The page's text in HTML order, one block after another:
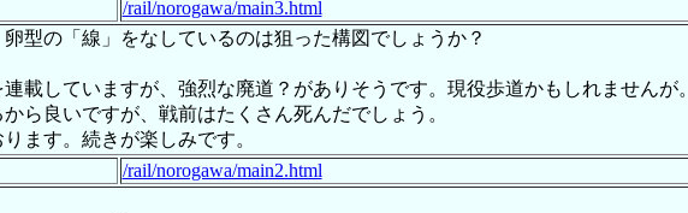
/rail/norogawa/main3.html
型の「線」をなしているのは狙った構図でしょうか？
載していますが、強烈な廃道？がありそうです。現役歩道かもしれませんが。
ら良いですが、戦前はたくさん死んだでしょう。
ます。続きが楽しみです。
/rail/norogawa/main2.html